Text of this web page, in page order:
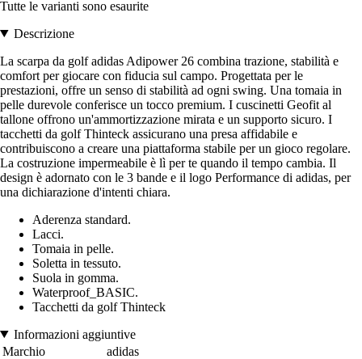
Tutte le varianti sono esaurite
Descrizione
La scarpa da golf adidas Adipower 26 combina trazione, stabilità e
comfort per giocare con fiducia sul campo. Progettata per le
prestazioni, offre un senso di stabilità ad ogni swing. Una tomaia in
pelle durevole conferisce un tocco premium. I cuscinetti Geofit al
tallone offrono un'ammortizzazione mirata e un supporto sicuro. I
tacchetti da golf Thinteck assicurano una presa affidabile e
contribuiscono a creare una piattaforma stabile per un gioco regolare.
La costruzione impermeabile è lì per te quando il tempo cambia. Il
design è adornato con le 3 bande e il logo Performance di adidas, per
una dichiarazione d'intenti chiara.
Aderenza standard.
Lacci.
Tomaia in pelle.
Soletta in tessuto.
Suola in gomma.
Waterproof_BASIC.
Tacchetti da golf Thinteck
Informazioni aggiuntive
Marchio
adidas